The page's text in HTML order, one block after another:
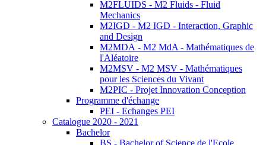
M2FLUIDS - M2 Fluids - Fluid
Mechanics
M2IGD - M2 IGD - Interaction, Graphic
and Design
M2MDA - M2 MdA - Mathématiques de
l'Aléatoire
M2MSV - M2 MSV - Mathématiques
pour les Sciences du Vivant
M2PIC - Projet Innovation Conception
Programme d'échange
PEI - Echanges PEI
Catalogue 2020 - 2021
Bachelor
BS - Bachelor of Science de l'Ecole